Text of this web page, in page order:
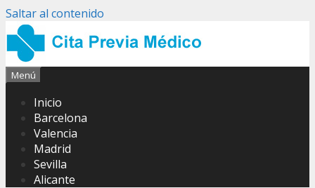
Saltar al contenido
Menú
Inicio
Barcelona
Valencia
Madrid
Sevilla
Alicante